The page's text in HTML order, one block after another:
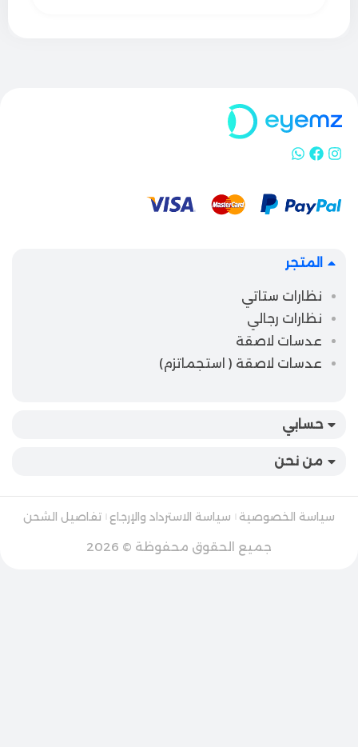
المتجر
نظارات ستاتي
نظارات رجالي
عدسات لاصقة
عدسات لاصقة ( استجماتزم)
حسابي
من نحن
سياسة الخصوصية سياسة الاسترداد والإرجاع تفاصيل الشحن
جميع الحقوق محفوظة © 2026